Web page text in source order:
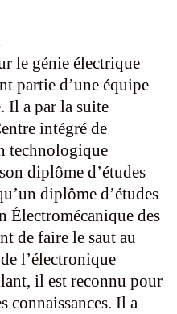
le génie électrique
partie d’une équipe
Il a par la suite
intégré de
technologique
diplôme d’études
diplôme d’études
Électromécanique des
de faire le saut au
l’électronique
il est reconnu pour
connaissances. Il a